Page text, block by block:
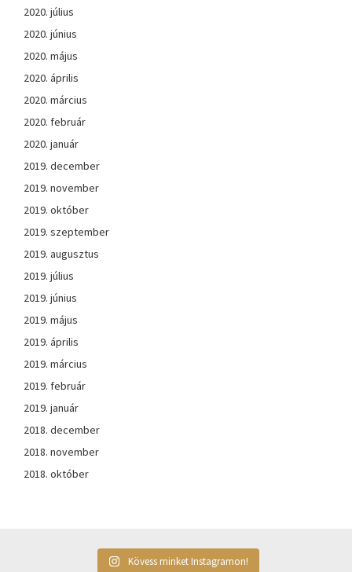
2020. július
2020. június
2020. május
2020. április
2020. március
2020. február
2020. január
2019. december
2019. november
2019. október
2019. szeptember
2019. augusztus
2019. július
2019. június
2019. május
2019. április
2019. március
2019. február
2019. január
2018. december
2018. november
2018. október
Kövess minket Instagramon!